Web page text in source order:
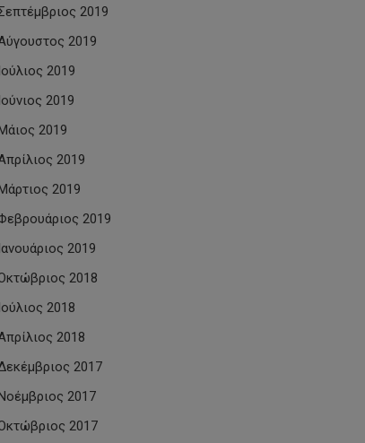
2019
2019
2019
2019
2019
2019
2019
2019
2019
2018
2018
2018
2017
2017
2017